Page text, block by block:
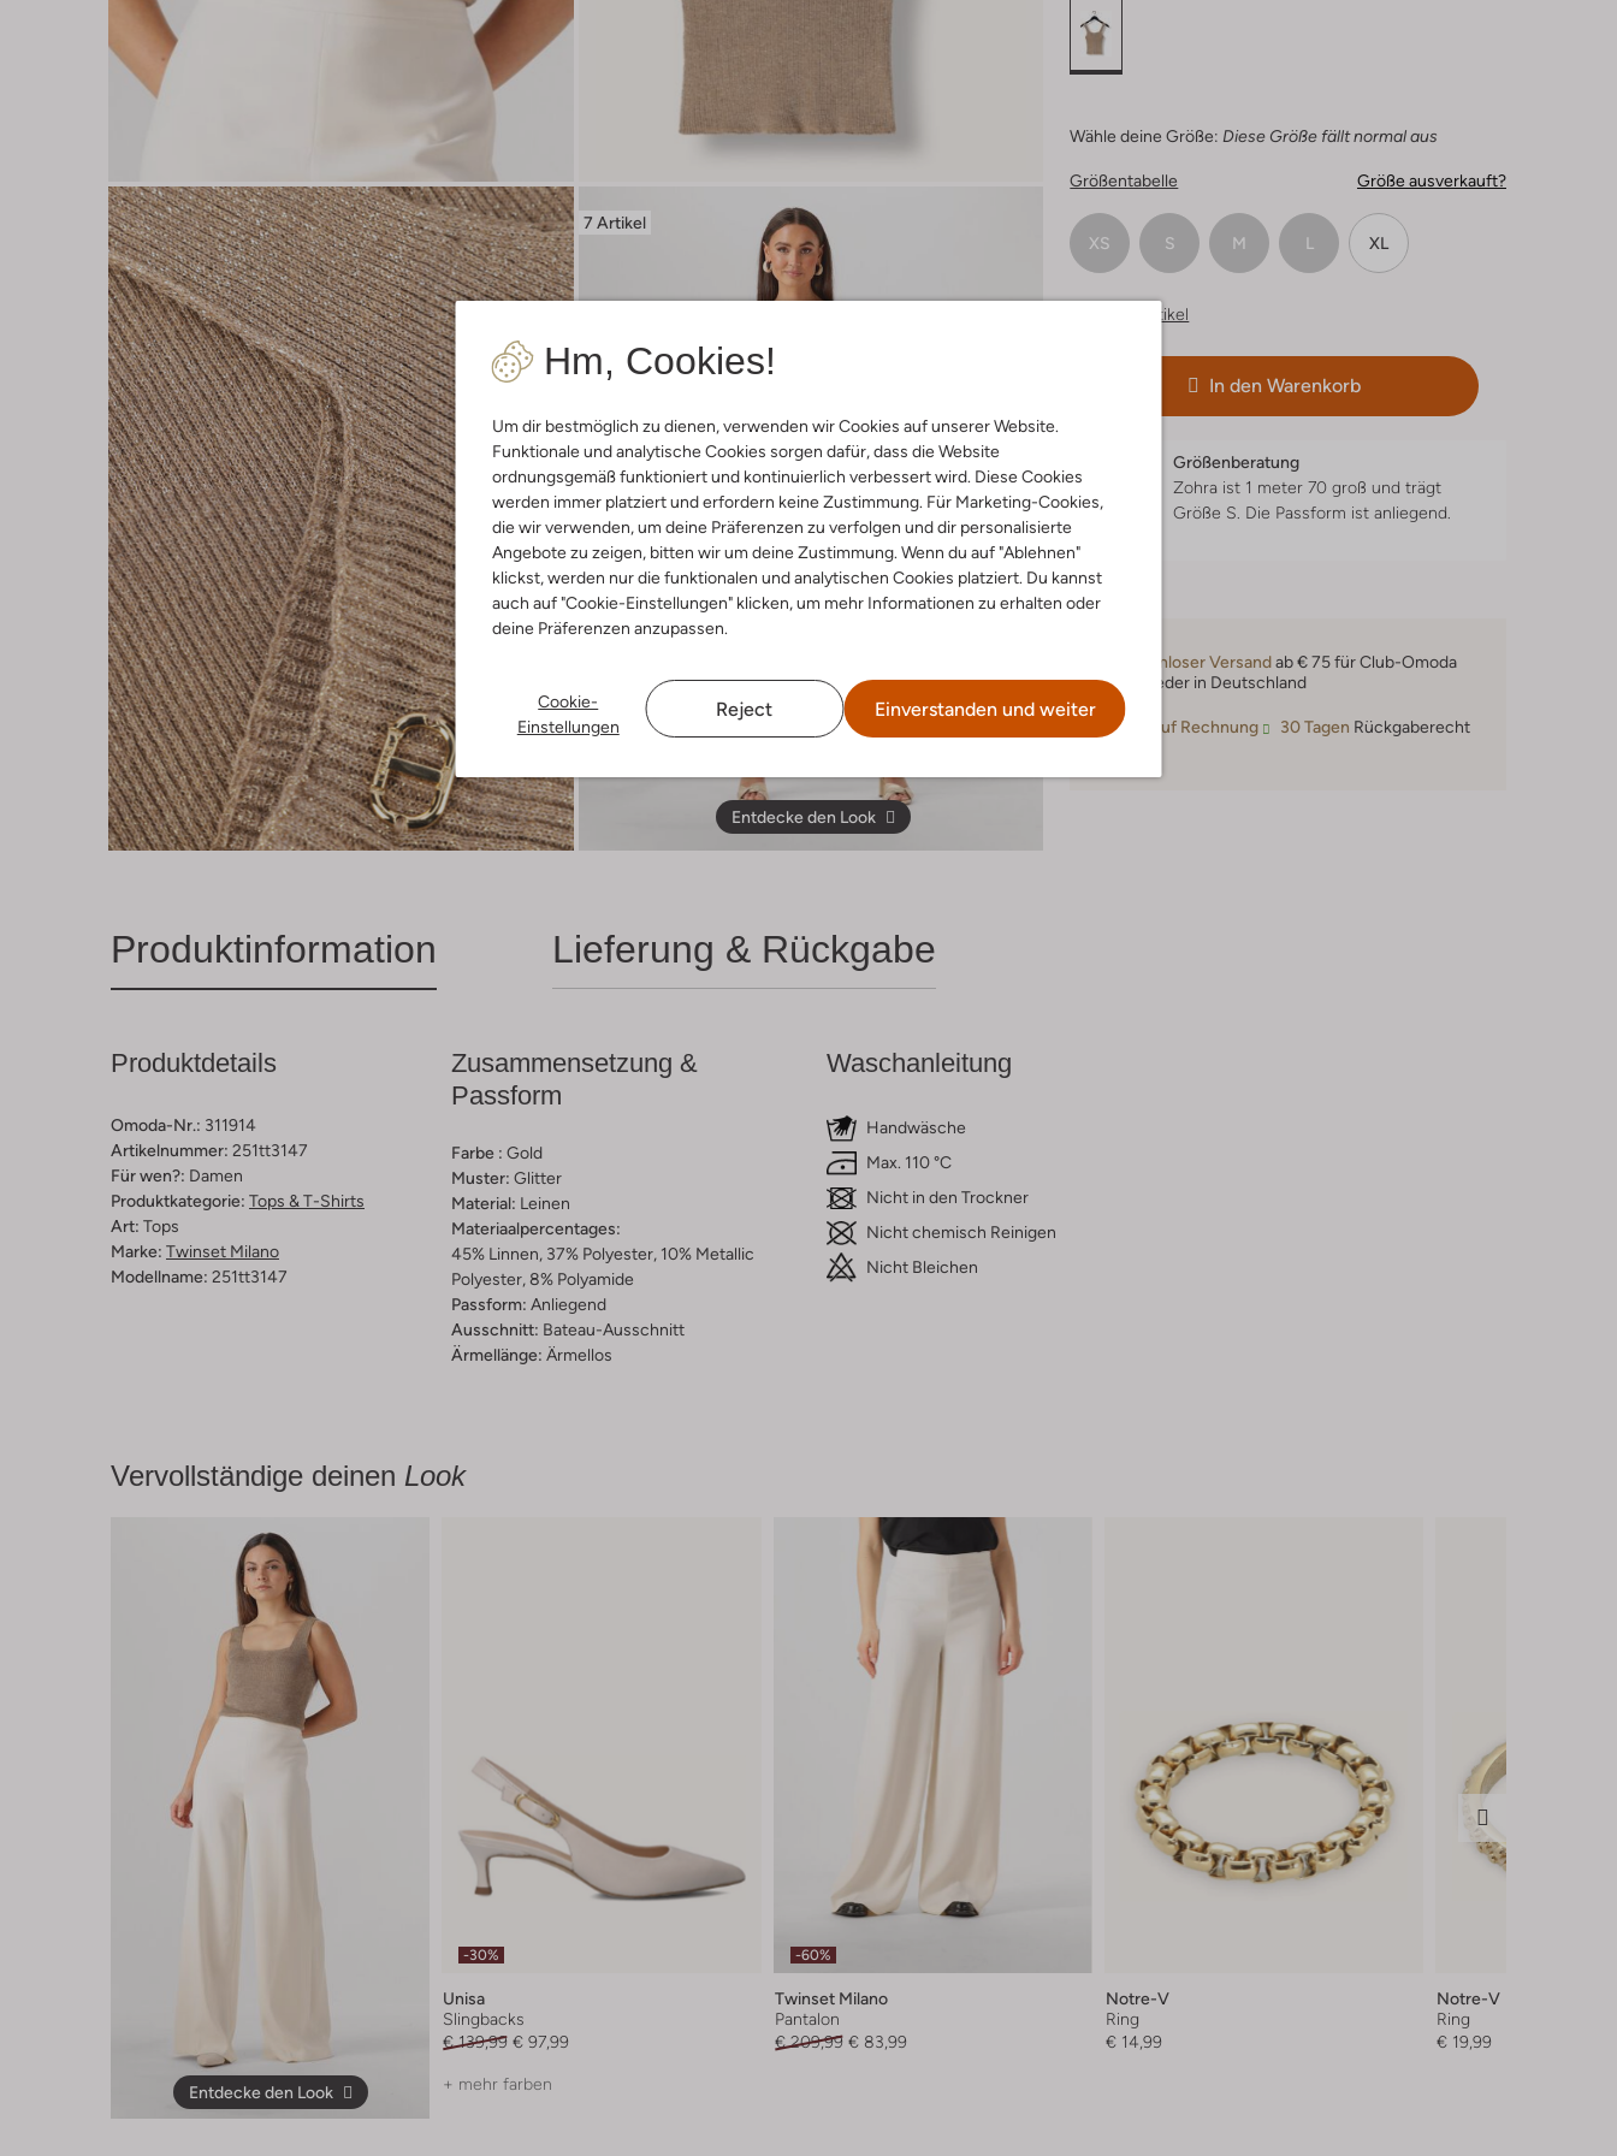
Hm, Cookies!
Um dir bestmöglich zu dienen, verwenden wir Cookies auf unserer Website.
Funktionale und analytische Cookies sorgen dafür, dass die Website
ordnungsgemäß funktioniert und kontinuierlich verbessert wird. Diese Cookies
werden immer platziert und erfordern keine Zustimmung. Für Marketing-Cookies,
die wir verwenden, um deine Präferenzen zu verfolgen und dir personalisierte
Angebote zu zeigen, bitten wir um deine Zustimmung. Wenn du auf "Ablehnen"
klickst, werden nur die funktionalen und analytischen Cookies platziert. Du kannst
auch auf "Cookie-Einstellungen" klicken, um mehr Informationen zu erhalten oder
deine Präferenzen anzupassen.
Cookie-
Einstellungen
Reject Einverstanden und weiter
7 Artikel
Entdecke den Look
Wähle deine Größe: Diese Größe fällt normal aus
Größentabelle Größe ausverkauft?
XS S M L XL
Ähnliche Artikel
In den Warenkorb
Größenberatung
Zohra ist 1 meter 70 groß und trägt
Größe S. Die Passform istanliegend.
Kostenloser Versandab € 75 für Club-Omoda
Mitglieder in Deutschland
Kauf auf Rechnung 30 Tagen Rückgaberecht
Produktinformation Lieferung & Rückgabe
Produktdetails
Omoda-Nr.: 311914
Artikelnummer: 251tt3147
Für wen?: Damen
Produktkategorie: Tops & T-Shirts
Art: Tops
Marke: Twinset Milano
Modellname: 251tt3147
Zusammensetzung &
Passform
Farbe : Gold
Muster: Glitter
Material: Leinen
Materiaalpercentages:
45% Linnen, 37% Polyester, 10% Metallic
Polyester, 8% Polyamide
Passform: Anliegend
Ausschnitt: Bateau-Ausschnitt
Ärmellänge: Ärmellos
Waschanleitung
Handwäsche
Max. 110 °C
Nicht in den Trockner
Nicht chemisch Reinigen
Nicht Bleichen
Vervollständige deinen Look
Entdecke den Look
-30%
Unisa
Slingbacks
€ 139,99 € 97,99
+ mehr farben
-60%
Twinset Milano
Pantalon
€ 209,99 € 83,99
Notre-V
Ring
€ 14,99
Notre-V
Ring
€ 19,99